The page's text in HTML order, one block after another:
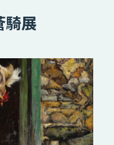
騎展